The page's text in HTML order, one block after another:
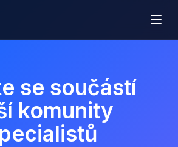
se součástí
komunity